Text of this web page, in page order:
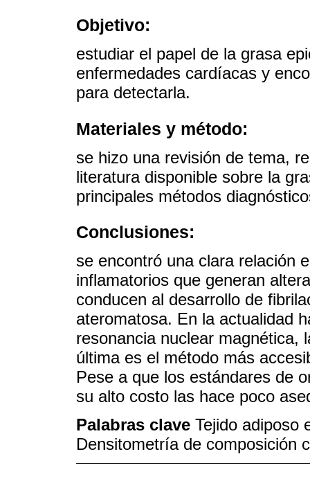
Objetivo:
estudiar el papel de la grasa
enfermedades cardíacas y
para detectarla.
Materiales y método:
se hizo una revisión de tema,
literatura disponible sobre la
principales métodos
Conclusiones:
se encontró una clara relación
inflamatorios que generan
conducen al desarrollo de
ateromatosa. En la actualidad
resonancia nuclear magnética,
última es el método más
Pese a que los estándares de
su alto costo las hace poco
Palabras clave Tejido adiposo
Densitometría de composición